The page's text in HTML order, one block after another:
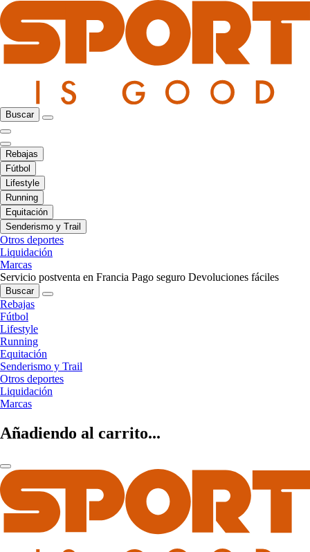
Buscar
Rebajas
Fútbol
Lifestyle
Running
Equitación
Senderismo y Trail
Otros deportes
Liquidación
Marcas
Servicio postventa en Francia Pago seguro Devoluciones fáciles
Buscar
Rebajas
Fútbol
Lifestyle
Running
Equitación
Senderismo y Trail
Otros deportes
Liquidación
Marcas
Añadiendo al carrito...